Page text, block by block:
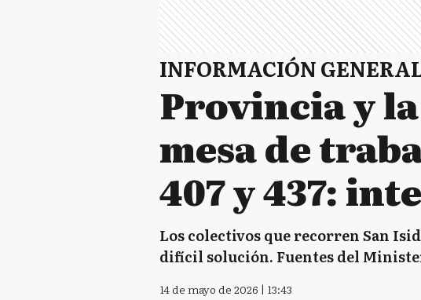
INFORMACIÓN
Provincia y
mesa de
407 y 437:
Los colectivos que recorren San
difícil solución. Fuentes del
14 de mayo de 2026 | 13:43